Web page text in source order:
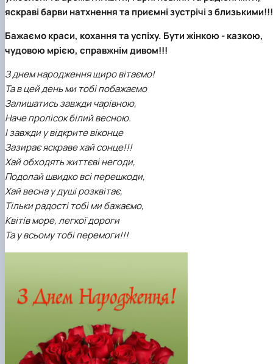
клуб»
Науковий гурток «Філософські проблеми
міжособистісної та міжгрупової комунікаці…
Науковий гурток «Історія держави і права
України»
яскраві барви натхнення та приємні зустрічі з близькими!!!
Бажаємо краси, кохання та успіху. Бути жінкою - казкою,
чудовою мрією, справжнім дивом!!!
З днем народження щиро вітаємо!
Та в цей день ми тобі побажаємо
Залишатись завжди чарівною,
Наче пролісок білий весною.
І завжди у відкрите віконце
Зазирає яскраве хай сонце!!!
Хай обходять життєві негоди,
Подолай швидко всі перешкоди,
Хай весна у душі розквітає,
Тільки радості тобі ми бажаємо,
Квітів море, легкої дороги
Та у всьому тобі перемоги!!!